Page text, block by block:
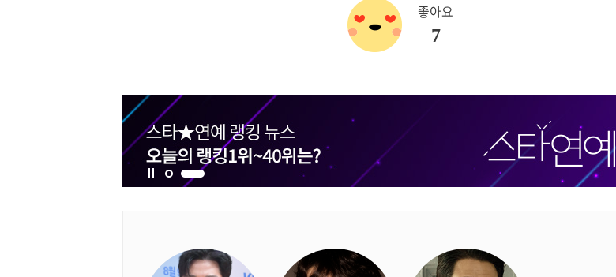
좋아요
7
1번 배너 보기 2번 배너 보기